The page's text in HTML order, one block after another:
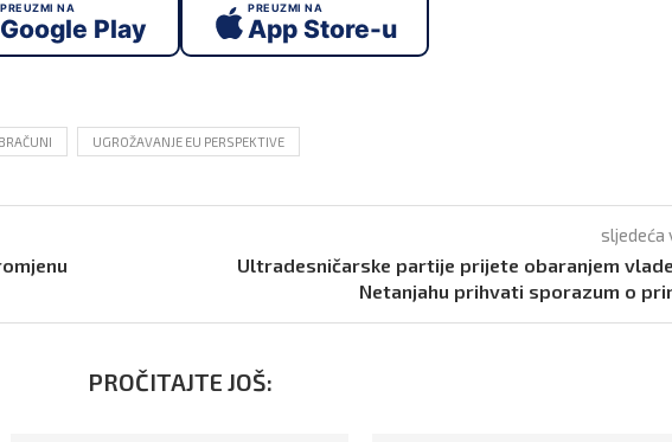
PREUZMI NA
Google Play
PREUZMI NA
App Store-u
UGROŽAVANJE EU PERSPEKTIVE
sljedeća
Ultradesničarske partije prijete obaranjem
Netanjahu prihvati sporazum o
PROČITAJTE JOŠ: